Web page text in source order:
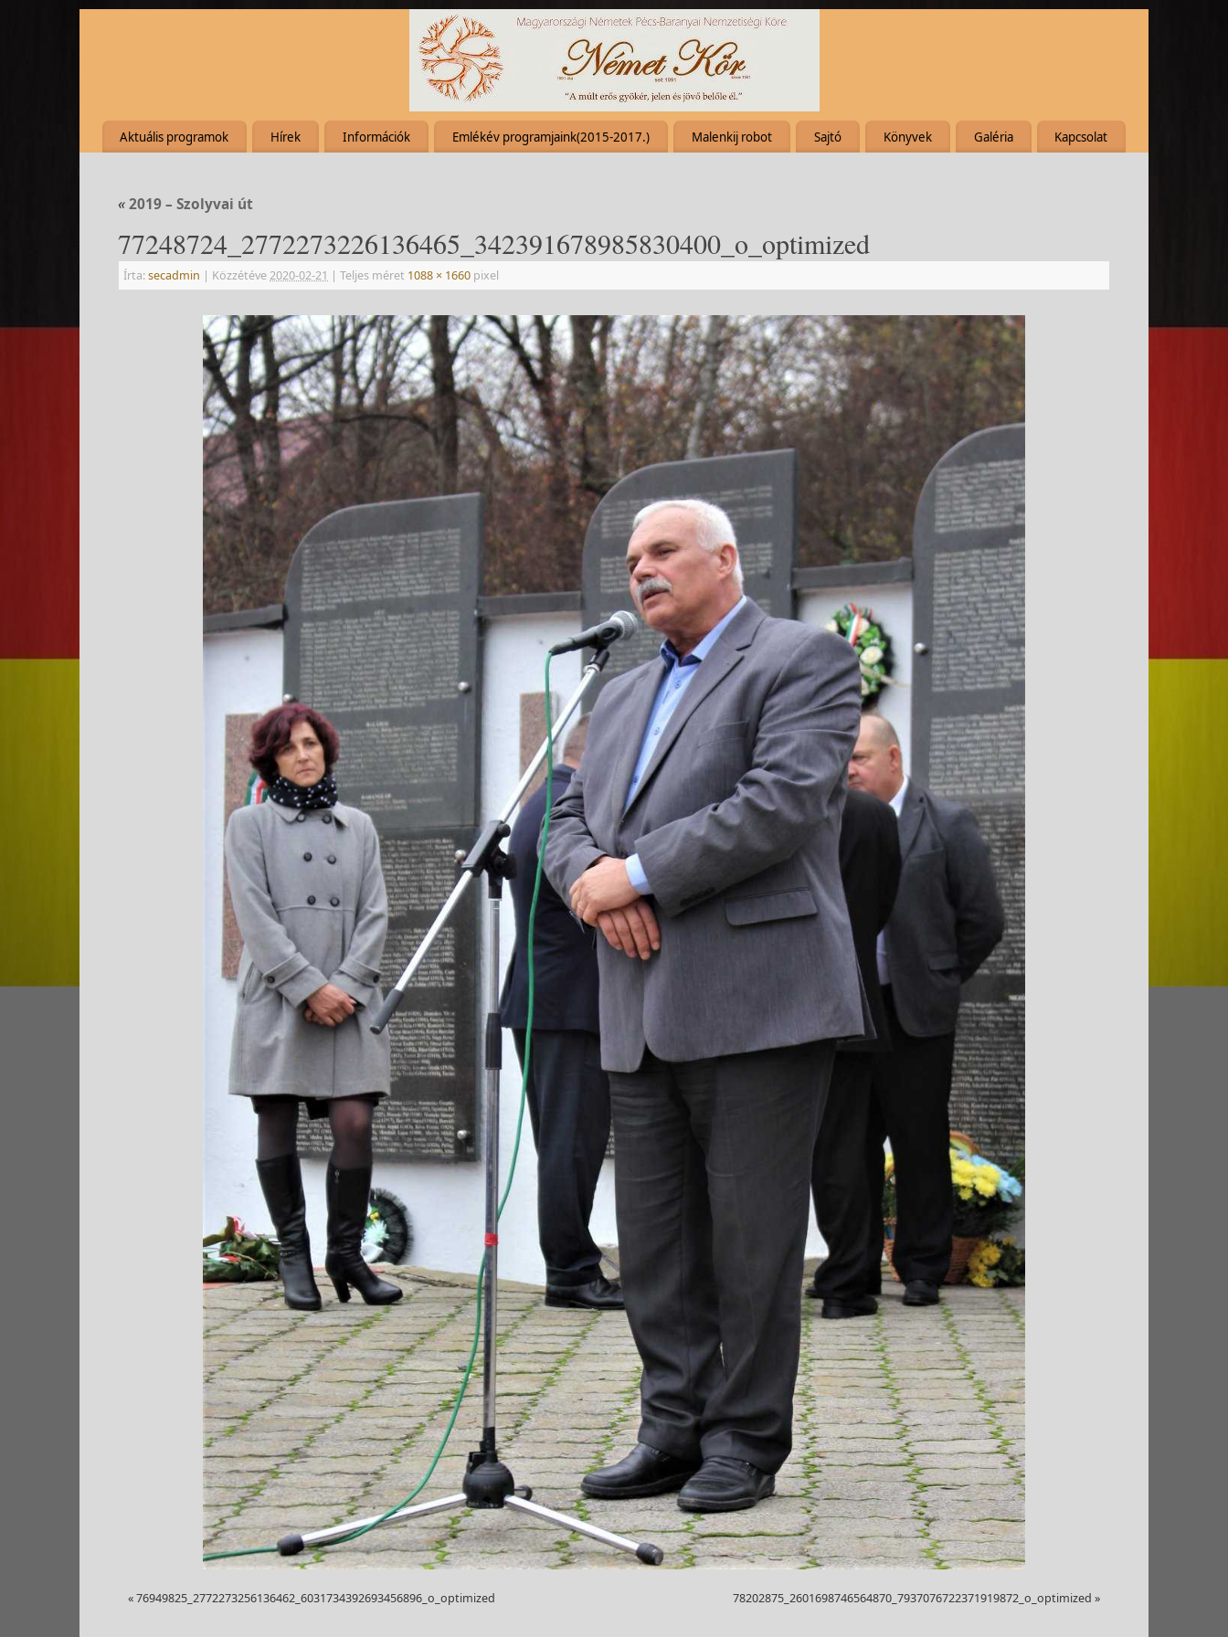
Aktuális programok Hírek Információk Emlékév programjaink(2015-2017.) Malenkij robot Sajtó Könyvek Galéria Kapcsolat
«2019 – Szolyvai út
77248724_2772273226136465_342391678985830400_o_optimized
Írta:secadmin | Közzétéve2020-02-21 | Teljes méret 1088 × 1660 pixel
«76949825_2772273256136462_6031734392693456896_o_optimized 78202875_2601698746564870_7937076722371919872_o_optimized »